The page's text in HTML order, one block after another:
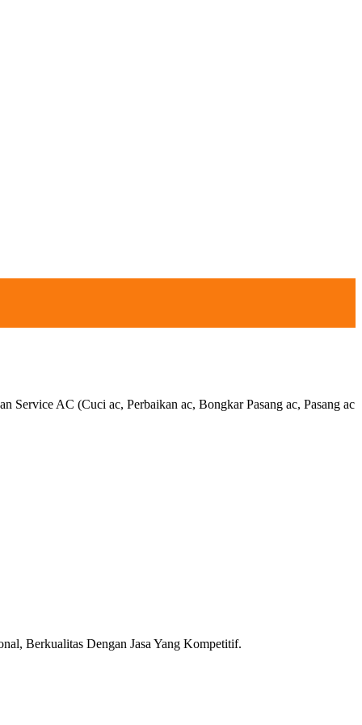
Service AC (Cuci ac, Perbaikan ac, Bongkar Pasang ac, Pasang ac
Berkualitas Dengan Jasa Yang Kompetitif.